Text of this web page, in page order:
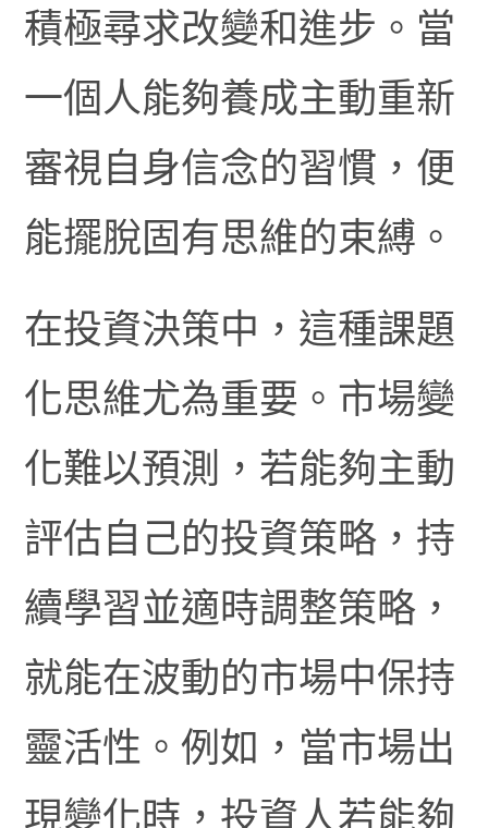
積極尋求改變和進步。當
一個人能夠養成主動重新
審視自身信念的習慣，便
能擺脫固有思維的束縛。
在投資決策中，這種課題
化思維尤為重要。市場變
化難以預測，若能夠主動
評估自己的投資策略，持
續學習並適時調整策略，
就能在波動的市場中保持
靈活性。例如，當市場出
現變化時，投資人若能夠